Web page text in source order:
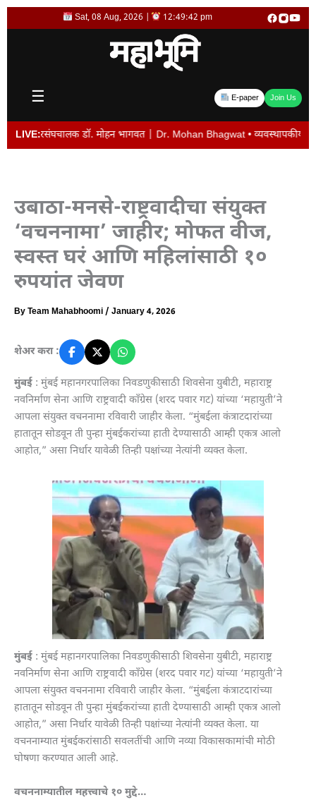
Skip
Sat, 08 Aug, 2026 | 12:49:42 pm
☰ E-paper Join Us
LIVE:डॉ. मोहन भागवत | Dr. Mohan Bhagwat • व्यवस्थापकीय संचालक विजय
उबाठा-मनसे-राष्ट्रवादीचा संयुक्त
‘वचननामा’ जाहीर; मोफत वीज,
स्वस्त घरं आणि महिलांसाठी १०
रुपयांत जेवण
ByTeam Mahabhoomi/ January 4, 2026
शेअर करा :
मुंबई : मुंबई महानगरपालिका निवडणुकीसाठी शिवसेना युबीटी, महाराष्ट्र
नवनिर्माण सेना आणि राष्ट्रवादी काँग्रेस (शरद पवार गट) यांच्या ‘महायुती’ने
आपला संयुक्त वचननामा रविवारी जाहीर केला. “मुंबईला कंत्राटदारांच्या
हातातून सोडवून ती पुन्हा मुंबईकरांच्या हाती देण्यासाठी आम्ही एकत्र आलो
आहोत,” असा निर्धार यावेळी तिन्ही पक्षांच्या नेत्यांनी व्यक्त केला.
मुंबई : मुंबई महानगरपालिका निवडणुकीसाठी शिवसेना युबीटी, महाराष्ट्र
नवनिर्माण सेना आणि राष्ट्रवादी काँग्रेस (शरद पवार गट) यांच्या ‘महायुती’ने
आपला संयुक्त वचननामा रविवारी जाहीर केला. “मुंबईला कंत्राटदारांच्या
हातातून सोडवून ती पुन्हा मुंबईकरांच्या हाती देण्यासाठी आम्ही एकत्र आलो
आहोत,” असा निर्धार यावेळी तिन्ही पक्षांच्या नेत्यांनी व्यक्त केला. या
वचननाम्यात मुंबईकरांसाठी सवलतींची आणि नव्या विकासकामांची मोठी
घोषणा करण्यात आली आहे.
वचननाम्यातील महत्त्वाचे १० मुद्दे…